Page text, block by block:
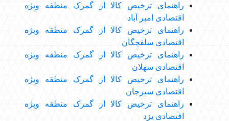
راهنمای ترخیص کالا از گمرک منطقه ویژه
اقتصادی امیر آباد
راهنمای ترخیص کالا از گمرک منطقه ویژه
اقتصادی سلفچگان
راهنمای ترخیص کالا از گمرک منطقه ویژه
اقتصادی سهلان
راهنمای ترخیص کالا از گمرک منطقه ویژه
اقتصادی سیرجان
راهنمای ترخیص کالا از گمرک منطقه ویژه
اقتصادی یزد